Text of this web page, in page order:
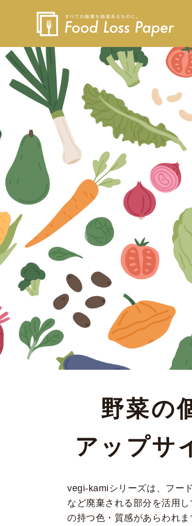
野菜の
アップサ
vegi-kamiシリーズは、フー
など廃棄される部分を活用
の持つ色・質感があらわれ